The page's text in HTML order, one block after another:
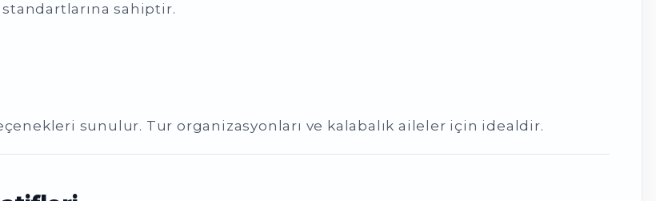
sahiptir.
sunulur. Tur organizasyonları ve kalabalık aileler için idealdir.